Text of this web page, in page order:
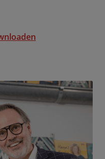
Newsroom DE-DE